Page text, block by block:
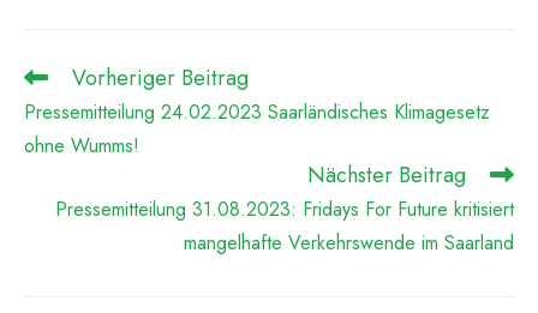
Weitere
Artikel
ansehen
Vorheriger Beitrag
Pressemitteilung 24.02.2023 Saarländisches Klimagesetz
ohne Wumms!
Nächster Beitrag
Pressemitteilung 31.08.2023: Fridays For Future kritisiert
mangelhafte Verkehrswende im Saarland